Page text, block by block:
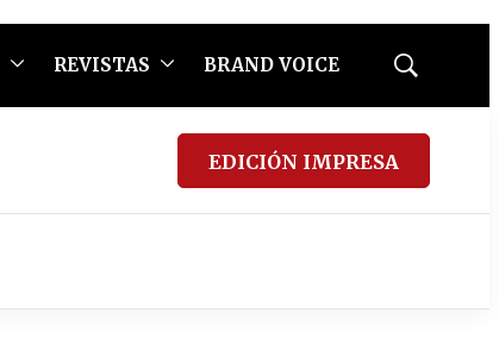
REVISTAS BRAND VOICE
Mostrar
EDICIÓN IMPRESA